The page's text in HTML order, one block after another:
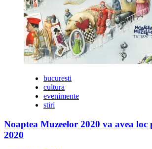
bucuresti
cultura
evenimente
stiri
Noaptea Muzeelor 2020 va avea loc
2020